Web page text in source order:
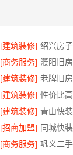
[建筑装修]
[商务服务]
[建筑装修]
[建筑装修]
[建筑装修]
[招商加盟]
[商务服务]